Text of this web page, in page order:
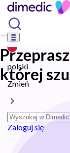
polski
Zmień
Zaloguj się
której